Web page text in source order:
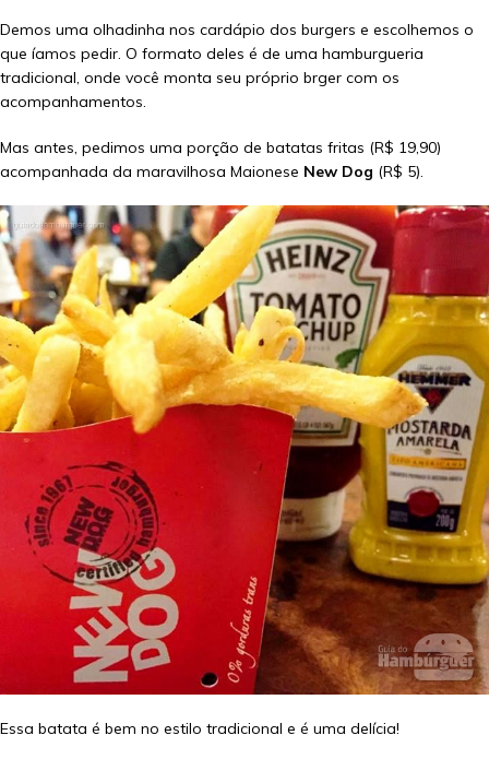
Demos uma olhadinha nos cardápio dos burgers e escolhemos o
que íamos pedir. O formato deles é de uma hamburgueria
tradicional, onde você monta seu próprio brger com os
acompanhamentos.
Mas antes, pedimos uma porção de batatas fritas (R$ 19,90)
acompanhada da maravilhosa Maionese New Dog (R$ 5).
Essa batata é bem no estilo tradicional e é uma delícia!